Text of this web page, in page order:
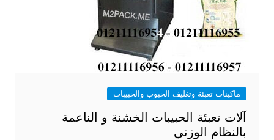
ماكينات تعبئة وتغليف الحبوب والحبيبات
آلات تعبئة الحبيبات الخشنة و الناعمة
بالنظام الوزني